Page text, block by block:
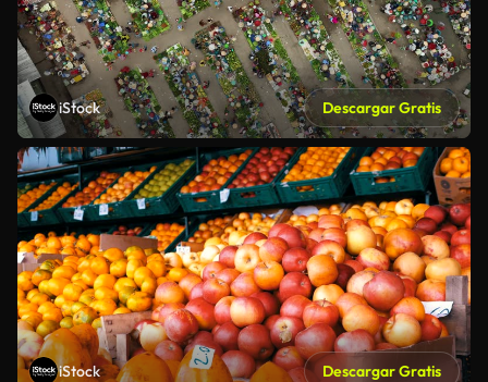
iStock Descargar Gratis
iStock Descargar Gratis